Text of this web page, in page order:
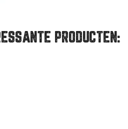
PRODUCTEN: